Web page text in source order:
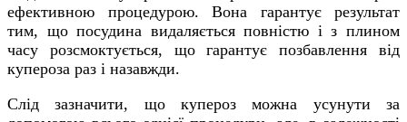
ефективною процедурою. Вона гарантує результат
тим, що посудина видаляється повністю і з плином
часу розсмоктується, що гарантує позбавлення від
купероза раз і назавжди.
Слід зазначити, що купероз можна усунути за